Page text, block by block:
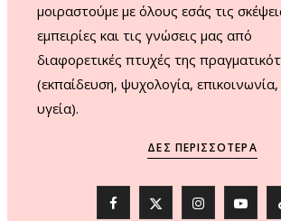
μοιραστούμε με όλους εσάς τις
εμπειρίες και τις γνώσεις μας από
διαφορετικές πτυχές της
(εκπαίδευση, ψυχολογία,
υγεία).
ΔΕΣ ΠΕΡΙΣΣΌΤΕΡΑ
F X I Y